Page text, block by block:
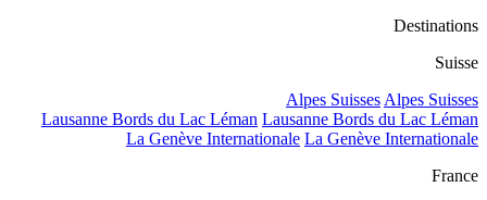
Destinations
Suisse
Alpes SuissesAlpes Suisses
Lausanne Bords du Lac Léman Lausanne Bords du Lac Léman
La Genève Internationale La Genève Internationale
France